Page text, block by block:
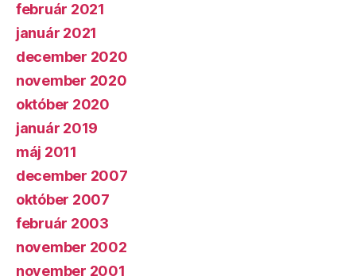
február 2021
január 2021
december 2020
november 2020
október 2020
január 2019
máj 2011
december 2007
október 2007
február 2003
november 2002
november 2001